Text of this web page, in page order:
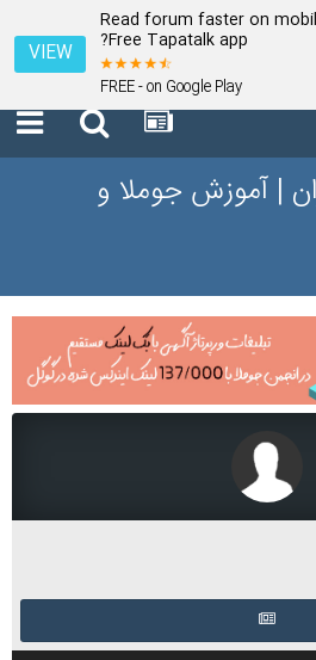
Read forum faster on
Free Tapatalk app?
FREE - on Google Play
VIEW
| آموزش جوملا و